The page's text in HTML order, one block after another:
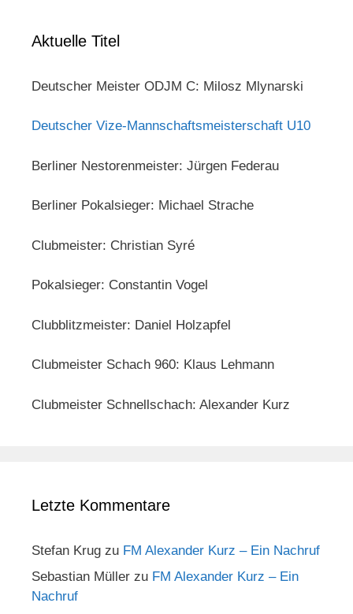
Aktuelle Titel
Deutscher Meister ODJM C: Milosz Mlynarski
Deutscher Vize-Mannschaftsmeisterschaft U10
Berliner Nestorenmeister: Jürgen Federau
Berliner Pokalsieger: Michael Strache
Clubmeister: Christian Syré
Pokalsieger: Constantin Vogel
Clubblitzmeister: Daniel Holzapfel
Clubmeister Schach 960: Klaus Lehmann
Clubmeister Schnellschach: Alexander Kurz
Letzte Kommentare
Stefan Krug zu FM Alexander Kurz – Ein Nachruf
Sebastian Müller zu FM Alexander Kurz – Ein
Nachruf